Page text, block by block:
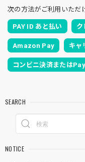
次の方法がご利用いただ
PAY ID あと払い ク
Amazon Pay キャ
コンビニ決済または
SEARCH
NOTICE